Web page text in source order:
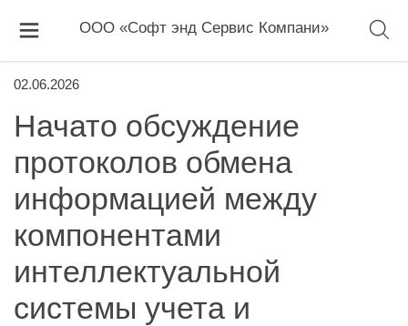
ООО «Софт энд Сервис Компани»
02.06.2026
Начато обсуждение
протоколов обмена
информацией между
компонентами
интеллектуальной
системы учета и